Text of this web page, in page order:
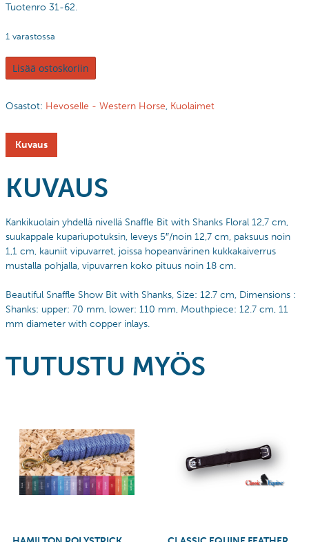
Tuotenro 31-62.
1 varastossa
Lisää ostoskoriin
Osastot: Hevoselle - Western Horse, Kuolaimet
Kuvaus
KUVAUS
Kankikuolain yhdellä nivellä Snaffle Bit with Shanks Floral 12,7 cm,
suukappale kupariupotuksin, leveys 5″/noin 12,7 cm, paksuus noin
1,1 cm, kauniit vipuvarret, joissa hopeanvärinen kukkakaiverrus
mustalla pohjalla, vipuvarren koko pituus noin 18 cm.
Beautiful Snaffle Show Bit with Shanks, Size: 12.7 cm, Dimensions :
Shanks: upper: 70 mm, lower: 110 mm, Mouthpiece: 12.7 cm, 11
mm diameter with copper inlays.
TUTUSTU MYÖS